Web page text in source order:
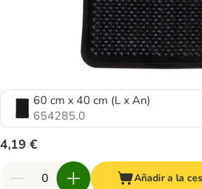
60 cm x 40 cm (L x An)
654285.0
4,19 €
Añadir a la